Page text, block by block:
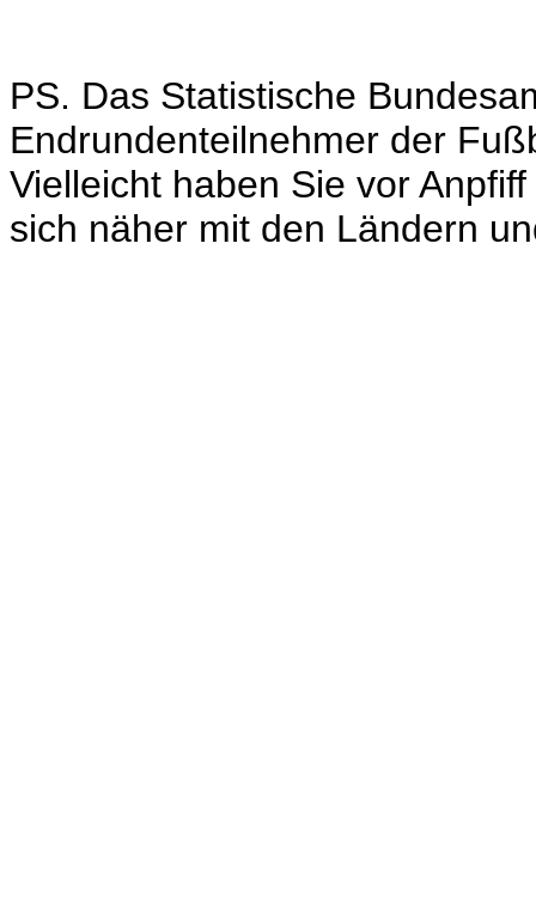
PS. Das Statistische
Endrundenteilnehmer der
Vielleicht haben Sie vor
sich näher mit den Ländern